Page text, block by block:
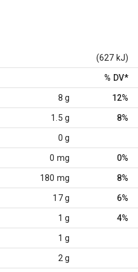
(627 kJ)
% DV*
8 g 12%
1.5 g 8%
0 g
0 mg 0%
180 mg 8%
17 g 6%
1 g 4%
1 g
2 g